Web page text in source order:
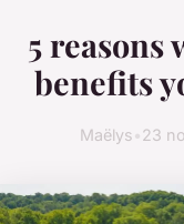
5 reasons
benefits
Maëlys 23